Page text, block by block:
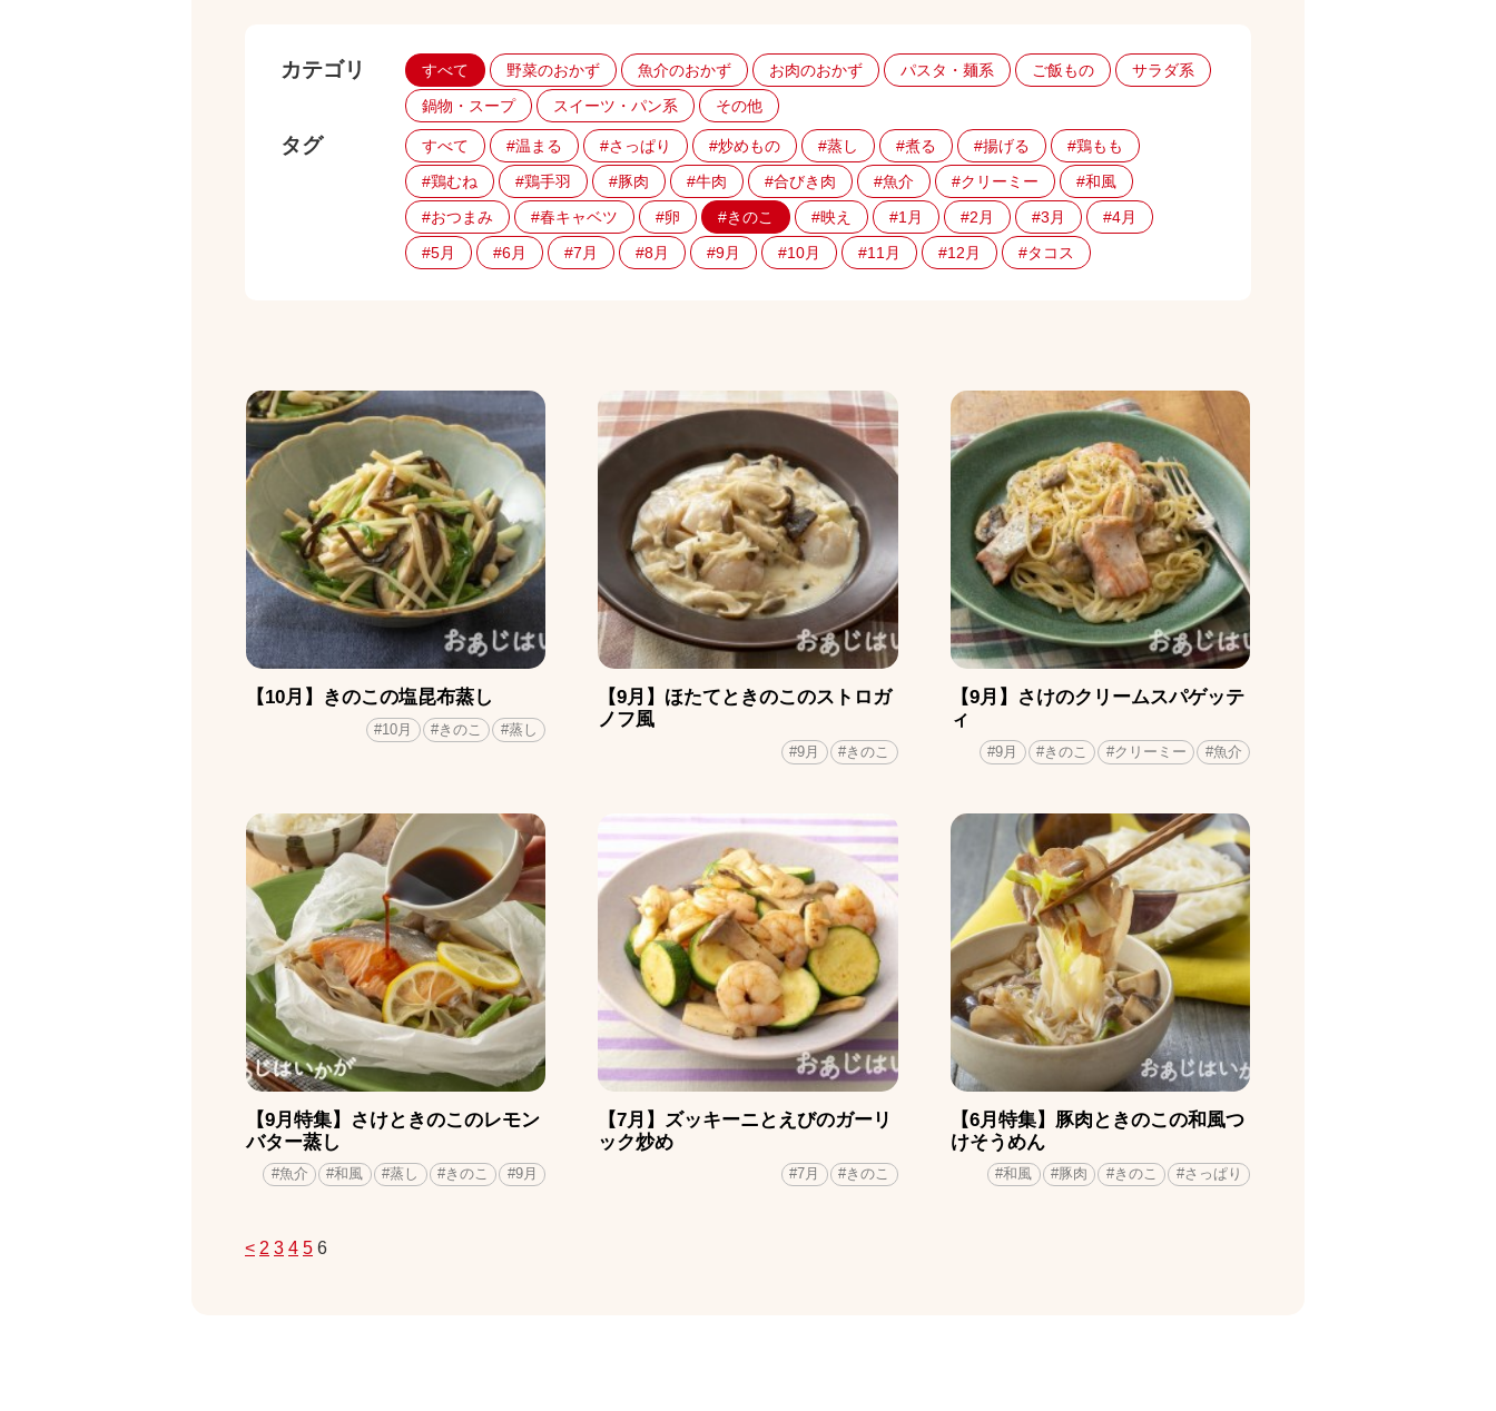
カテゴリ すべて 野菜のおかず 魚介のおかず お肉のおかず パスタ・麺系 ご飯もの
サラダ系
鍋物・スープ
スイーツ・パン系 その他
タグ すべて #温まる #さっぱり #炒めもの #蒸し #煮る #揚げる
#鶏もも
#鶏むね
#鶏手羽 #豚肉 #牛肉 #合びき肉 #魚介 #クリーミー
#和風
#おつまみ
#春キャベツ #卵 #きのこ #映え #1月 #2月 #3月
#4月
#5月
#6月 #7月 #8月 #9月 #10月 #11月 #12月 #タコス
【10月】きのこの塩昆布蒸し
#10月 #きのこ #蒸し
【9月】ほたてときのこのストロガ
ノフ風
#9月 #きのこ
【9月】さけのクリームスパゲッテ
ィ
#9月 #きのこ #クリーミー #魚介
【9月特集】さけときのこのレモン
バター蒸し
#魚介 #和風 #蒸し #きのこ #9月
【7月】ズッキーニとえびのガーリ
ック炒め
#7月 #きのこ
【6月特集】豚肉ときのこの和風つ
けそうめん
#和風 #豚肉 #きのこ #さっぱり
< 2 3 4 5 6